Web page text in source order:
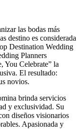
las bodas más
destino es considerada
Destination Wedding
Planners
You Celebrate” la
El resultado:
novios.
brinda servicios
y exclusividad. Su
diseños visionarios
Apasionada y